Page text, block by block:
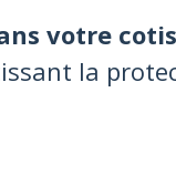
votre
la